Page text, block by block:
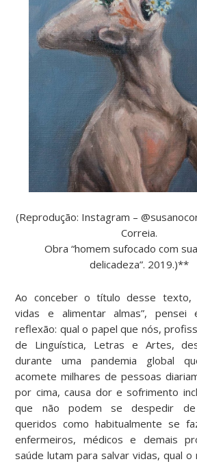
(Reprodução: Instagram –
Correia.
Obra “homem sufocado com
delicadeza”. 2019.)**
Ao conceber o título desse texto,
vidas e alimentar almas”,
reflexão: qual o papel que nós,
de Linguística, Letras e Artes,
durante uma pandemia global
acomete milhares de pessoas
por cima, causa dor e sofrimento
que não podem se despedir
queridos como habitualmente se
enfermeiros, médicos e demais
saúde lutam para salvar vidas, qual o